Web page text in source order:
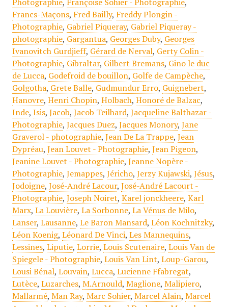
Francs-Maçons, Fred Bailly, Freddy Plongin -
Photographie, Gabriel Piqueray, Gabriel Piqueray -
photographie, Gargantua, Georges Duby, Georges
Ivanovitch Gurdjieff, Gérard de Nerval, Gerty Colin -
Photographie, Gibraltar, Gilbert Bremans, Gino le duc
de Lucca, Godefroid de bouillon, Golfe de Campèche,
Golgotha, Grete Balle, Gudmundur Erro, Guignebert,
Hanovre, Henri Chopin, Holbach, Honoré de Balzac,
Inde, Isis, Jacob, Jacob Teilhard, Jacqueline Balthazar -
Photographie, Jacques Duez, Jacques Monory, Jane
Graverol - photographie, Jean De La Trappe, Jean
Dypréau, Jean Louvet - Photographie, Jean Pigeon,
Jeanine Louvet - Photographie, Jeanne Nopère -
Photographie, Jemappes, Jéricho, Jerzy Kujawski, Jésus,
Jodoigne, José-André Lacour, José-André Lacourt -
Photographie, Joseph Noiret, Karel jonckheere, Karl
Marx, La Louvière, La Sorbonne, La Vénus de Milo,
Lanser, Lausanne, Le Baron Mansard, Léon Kochnitzky,
Léon Koenig, Léonard De Vinci, Les Mannequins,
Lessines, Liputie, Lorrie, Louis Scutenaire, Louis Van de
Spiegele - Photographie, Louis Van Lint, Loup-Garou,
Lousi Bénal, Louvain, Lucca, Lucienne Ffabregat,
Lutèce, Luzarches, M.Arnould, Maglione, Malipiero,
Mallarmé, Man Ray, Marc Sohier, Marcel Alain, Marcel